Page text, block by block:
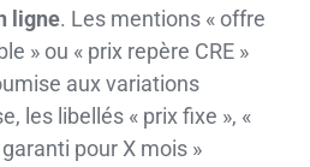
ligne. Les mentions « offre
» ou « prix repère CRE »
aux variations
les libellés « prix fixe », «
pour X mois »